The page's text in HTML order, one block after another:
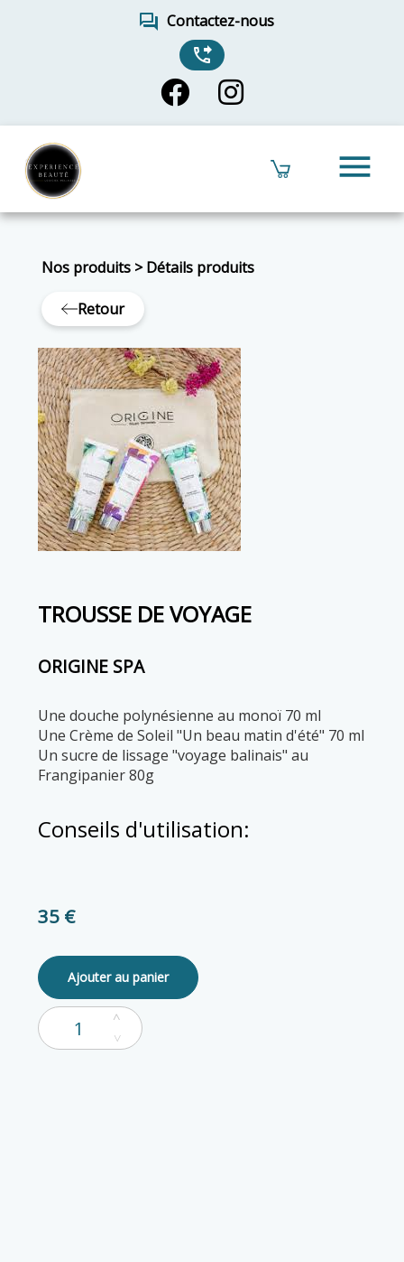
forum Contactez-nous
phone_forwarded
menu
Nos produits>Détails produits
Retour
TROUSSE DE VOYAGE
ORIGINE SPA
Une douche polynésienne au monoï 70 ml
Une Crème de Soleil "Un beau matin d'été" 70 ml
Un sucre de lissage "voyage balinais" au
Frangipanier 80g
Conseils d'utilisation:
35 €
Ajouter au panier